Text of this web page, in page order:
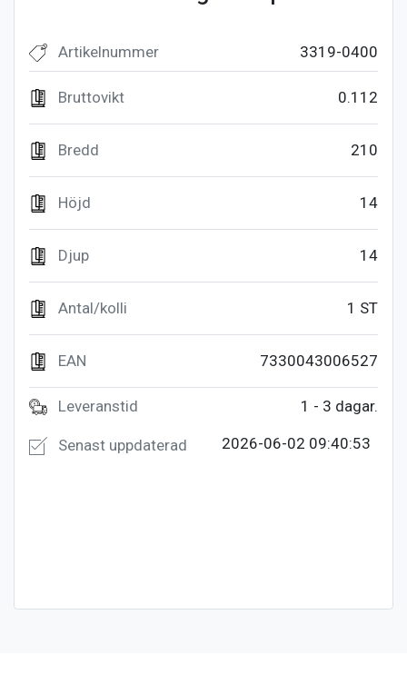
3319-0400
Artikelnummer
0.112
Bruttovikt
210
Bredd
14
Höjd
14
Djup
1 ST
Antal/kolli
7330043006527
EAN
1 - 3 dagar.
Leveranstid
2026-06-02 09:40:53
Senast uppdaterad